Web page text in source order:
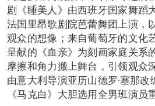
剧《睡美人》由西班牙国家舞蹈
法国里昂歌剧院芭蕾舞团上演，
观众的想像；来自葡萄牙的文化
呈献的《血亲》为刻画家庭关系
摩擦和角力搬上舞台，引领观众
由意大利导演亚历山德罗‧塞那
《马克白》大胆选用全男班演员